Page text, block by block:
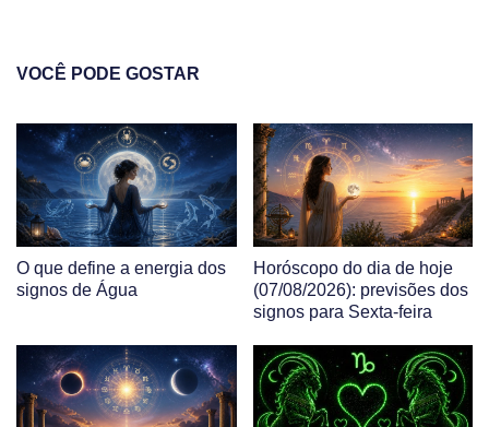
VOCÊ PODE GOSTAR
O que define a energia dos
signos de Água
Horóscopo do dia de hoje
(07/08/2026): previsões dos
signos para Sexta-feira